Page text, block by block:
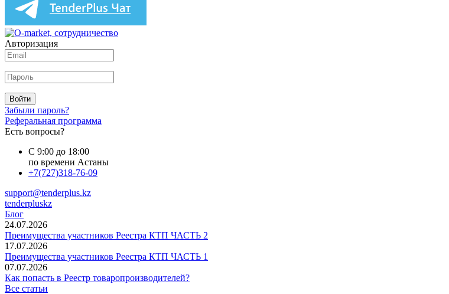
Авторизация
Войти
Забыли пароль?
Реферальная программа
Есть вопросы?
С 9:00 до 18:00
по времени Астаны
+7(727)318-76-09
support@tenderplus.kz
tenderpluskz
Блог
24.07.2026
Преимущества участников Реестра КТП ЧАСТЬ 2
17.07.2026
Преимущества участников Реестра КТП ЧАСТЬ 1
07.07.2026
Как попасть в Реестр товаропроизводителей?
Все статьи